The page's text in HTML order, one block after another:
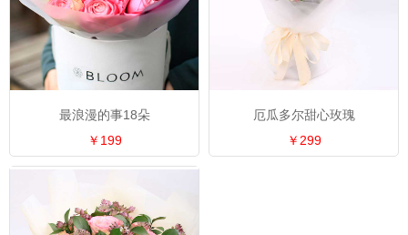
最浪漫的事18朵
￥199
厄瓜多尔甜心玫瑰
￥299